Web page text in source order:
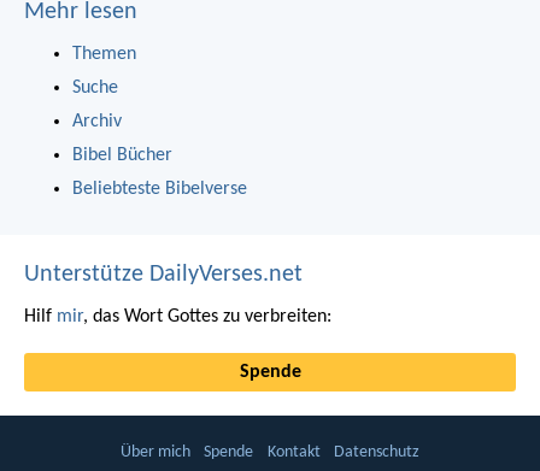
Mehr lesen
Themen
Suche
Archiv
Bibel Bücher
Beliebteste Bibelverse
Unterstütze DailyVerses.net
Hilf mir, das Wort Gottes zu verbreiten:
Spende
Über mich Spende Kontakt Datenschutz